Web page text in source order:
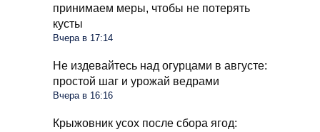
принимаем меры, чтобы не потерять
кусты
Вчера в 17:14
Не издевайтесь над огурцами в августе:
простой шаг и урожай ведрами
Вчера в 16:16
Крыжовник усох после сбора ягод: